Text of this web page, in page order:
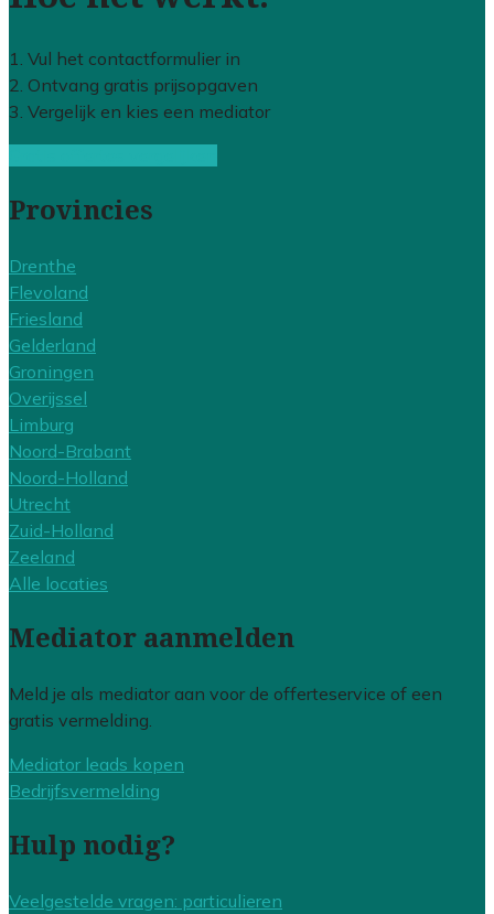
1. Vul het contactformulier in
2. Ontvang gratis prijsopgaven
3. Vergelijk en kies een mediator
Provincies
Drenthe
Flevoland
Friesland
Gelderland
Groningen
Overijssel
Limburg
Noord-Brabant
Noord-Holland
Utrecht
Zuid-Holland
Zeeland
Alle locaties
Mediator aanmelden
Meld je als mediator aan voor de offerteservice of een
gratis vermelding.
Mediator leads kopen
Bedrijfsvermelding
Hulp nodig?
Veelgestelde vragen: particulieren